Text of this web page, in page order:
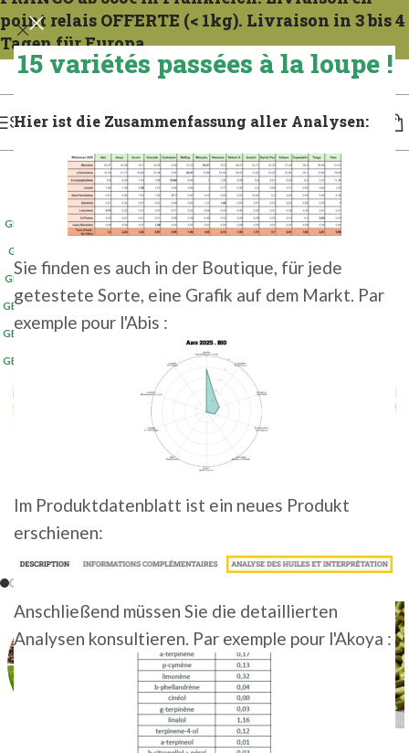
15 variétés passées à la loupe !
Hier ist die Zusammenfassung aller Analysen:
Sie finden es auch in der Boutique, für jede
getestete Sorte, eine Grafik auf dem Markt. Par
exemple pour l'Abis :
Im Produktdatenblatt ist ein neues Produkt
erschienen:
Anschließend müssen Sie die detaillierten
Analysen konsultieren. Par exemple pour l'Akoya :
point relais OFFERTE (< 1kg). Livraison in 3 bis 4
Tagen für Europa.
Expeditionen zu allen Mercredis. Gießen Sie das französische Gericht 1 bis 2 Tage
lang. Für 3 bis 4 Tage in Europa gießen.
SPEISEKARTE
GER 100G 2024 (5+)
GER 1KG 2024
GER 500G 2024 (2+)
GER 5KG 2023 (10+)
GER 5KG 2024 (20+)
GER 5KG 2025